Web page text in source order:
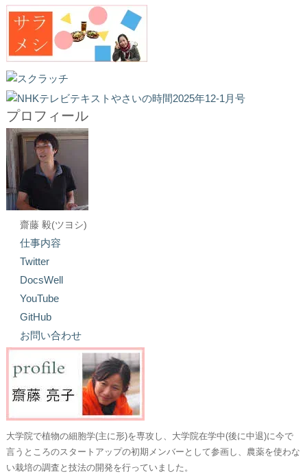
プロフィール
齋藤 毅(ツヨシ)
仕事内容
Twitter
DocsWell
YouTube
GitHub
お問い合わせ
大学院で植物の細胞学(主に形)を専攻し、大学院在学中(後に中退)に今で
言うところのスタートアップの初期メンバーとして参画し、農薬を使わな
い栽培の調査と技法の開発を行っていました。